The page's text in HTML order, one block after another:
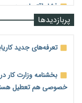
درصد رسید
رشد ۷۵ هزار
احتمال اختلال ۲۴ ساعته در سامانه‌های تأمین اجتماعی
پربازدیدها
تعرفه‌های جدید کاریابی در
بخشنامه وزارت کار
خصوصی هم تعطیل